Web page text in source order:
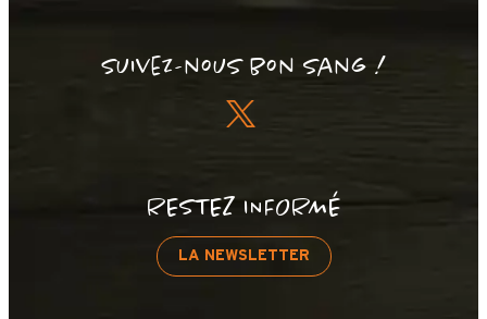
Suivez-nous bon sang !
RESTEZ INFORMÉ
LA NEWSLETTER